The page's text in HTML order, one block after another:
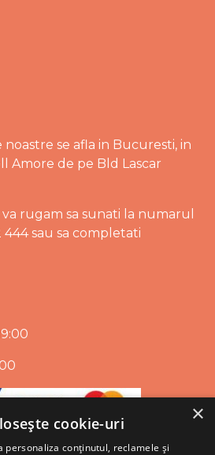
se afla in Bucuresti, in
Amore de pe Bld Lascar
rugam sa sunati la numarul
sau sa completati
×
cookie-uri
personaliza conținutul, reclamele și